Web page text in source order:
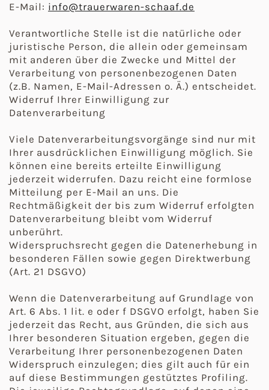
E-Mail: info@trauerwaren-schaaf.de
Verantwortliche Stelle ist die natürliche oder
juristische Person, die allein oder gemeinsam
mit anderen über die Zwecke und Mittel der
Verarbeitung von personenbezogenen Daten
(z.B. Namen, E-Mail-Adressen o. Ä.) entscheidet.
Widerruf Ihrer Einwilligung zur
Datenverarbeitung
Viele Datenverarbeitungsvorgänge sind nur mit
Ihrer ausdrücklichen Einwilligung möglich. Sie
können eine bereits erteilte Einwilligung
jederzeit widerrufen. Dazu reicht eine formlose
Mitteilung per E-Mail an uns. Die
Rechtmäßigkeit der bis zum Widerruf erfolgten
Datenverarbeitung bleibt vom Widerruf
unberührt.
Widerspruchsrecht gegen die Datenerhebung in
besonderen Fällen sowie gegen Direktwerbung
(Art. 21 DSGVO)
Wenn die Datenverarbeitung auf Grundlage von
Art. 6 Abs. 1 lit. e oder f DSGVO erfolgt, haben Sie
jederzeit das Recht, aus Gründen, die sich aus
Ihrer besonderen Situation ergeben, gegen die
Verarbeitung Ihrer personenbezogenen Daten
Widerspruch einzulegen; dies gilt auch für ein
auf diese Bestimmungen gestütztes Profiling.